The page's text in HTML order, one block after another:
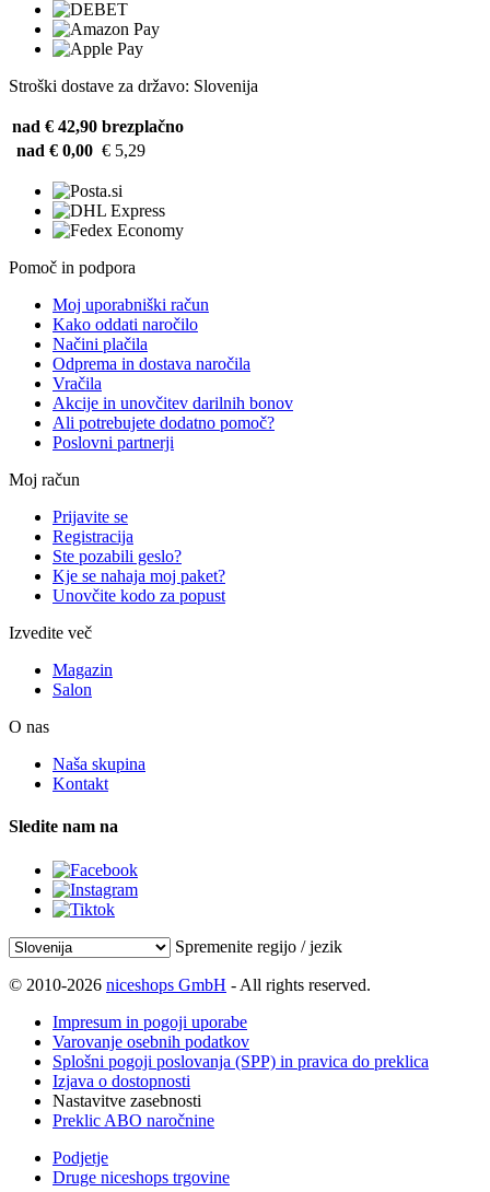
Stroški dostave za državo: Slovenija
nad € 42,90 brezplačno
nad € 0,00 € 5,29
Pomoč in podpora
Moj uporabniški račun
Kako oddati naročilo
Načini plačila
Odprema in dostava naročila
Vračila
Akcije in unovčitev darilnih bonov
Ali potrebujete dodatno pomoč?
Poslovni partnerji
Moj račun
Prijavite se
Registracija
Ste pozabili geslo?
Kje se nahaja moj paket?
Unovčite kodo za popust
Izvedite več
Magazin
Salon
O nas
Naša skupina
Kontakt
Sledite nam na
Spremenite regijo / jezik
© 2010-2026 niceshops GmbH - All rights reserved.
Impresum in pogoji uporabe
Varovanje osebnih podatkov
Splošni pogoji poslovanja (SPP) in pravica do preklica
Izjava o dostopnosti
Nastavitve zasebnosti
Preklic ABO naročnine
Podjetje
Druge niceshops trgovine